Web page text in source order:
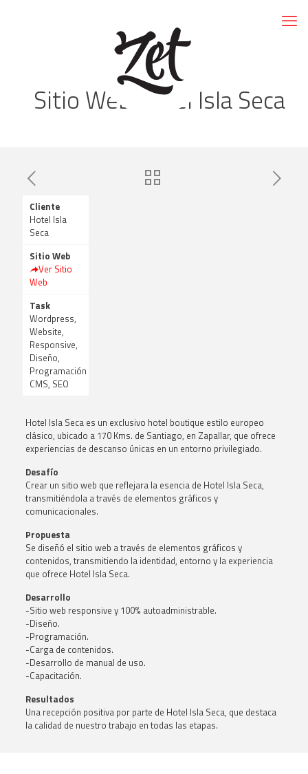
Sitio Web Hotel Isla Seca
Cliente
Hotel Isla
Seca
Sitio Web
Ver Sitio
Web
Task
Wordpress,
Website,
Responsive,
Diseño,
Programación
CMS, SEO
Hotel Isla Seca es un exclusivo hotel boutique estilo europeo
clásico, ubicado a 170 Kms. de Santiago, en Zapallar, que ofrece
experiencias de descanso únicas en un entorno privilegiado.
Desafío
Crear un sitio web que reflejara la esencia de Hotel Isla Seca,
transmitiéndola a través de elementos gráficos y
comunicacionales.
Propuesta
Se diseñó el sitio web a través de elementos gráficos y
contenidos, transmitiendo la identidad, entorno y la experiencia
que ofrece Hotel Isla Seca.
Desarrollo
-Sitio web responsive y 100% autoadministrable.
-Diseño.
-Programación.
-Carga de contenidos.
-Desarrollo de manual de uso.
-Capacitación.
Resultados
Una recepción positiva por parte de Hotel Isla Seca, que destaca
la calidad de nuestro trabajo en todas las etapas.